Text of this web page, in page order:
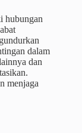
hubungan
dalam
dan
menjaga